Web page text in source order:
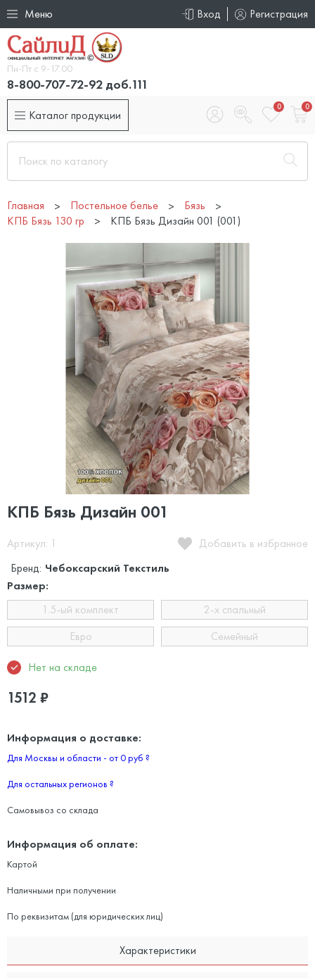
Меню Вход Регистрация
Пн-Пт с 9-17.00
8-800-707-72-92 доб.111
Каталог продукции
0 0
Главная Постельное белье
Бязь
КПБ Бязь 130 гр
КПБ Бязь Дизайн 001 (001)
КПБ Бязь Дизайн 001
Артикул: 1
Добавить в избранное
Бренд: Чебоксарский Текстиль
Размер:
1.5-ый комплект
2-х спальный
Евро
Семейный
Нет на складе
1512 ₽
Информация о доставке:
Для Москвы и области - от 0 руб ?
Для остальных регионов ?
Самовывоз со склада
Информация об оплате:
Картой
Наличными при получении
По реквизитам (для юридических лиц)
Характеристики